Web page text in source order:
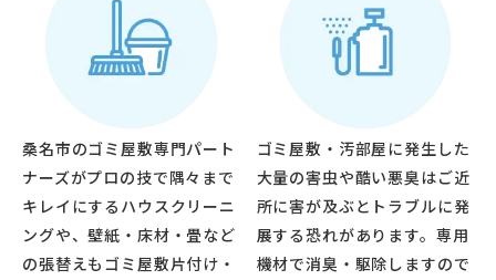
桑名市のゴミ屋敷専門パート
ナーズがプロの技で隅々まで
キレイにするハウスクリーニ
ングや、壁紙・床材・畳など
の張替えもゴミ屋敷片付け・
ゴミ屋敷・汚部屋に発生した
大量の害虫や酷い悪臭はご近
所に害が及ぶとトラブルに発
展する恐れがあります。専用
機材で消臭・駆除しますので